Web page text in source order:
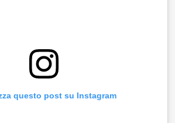
questo post su Instagram